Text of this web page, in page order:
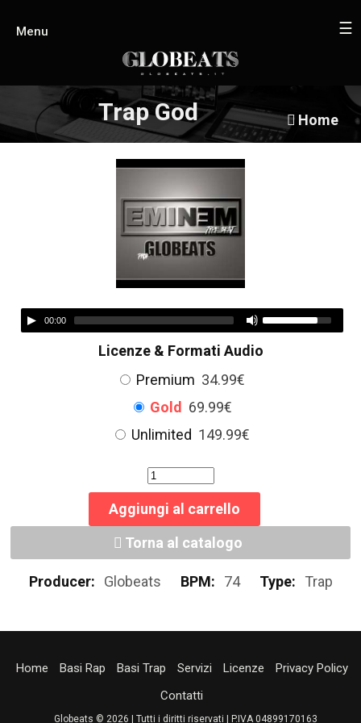
Menu ☰
Trap God Home
00:00
Licenze & Formati Audio
Premium 34.99€
Gold
69.99€
Unlimited 149.99€
Aggiungi al carrello
Torna al catalogo
Producer: Globeats BPM: 74 Type: Trap
Home Basi Rap Basi Trap Servizi Licenze
Privacy Policy
Contatti
Globeats © 2026 | Tutti i diritti riservati | P.IVA 04899170163